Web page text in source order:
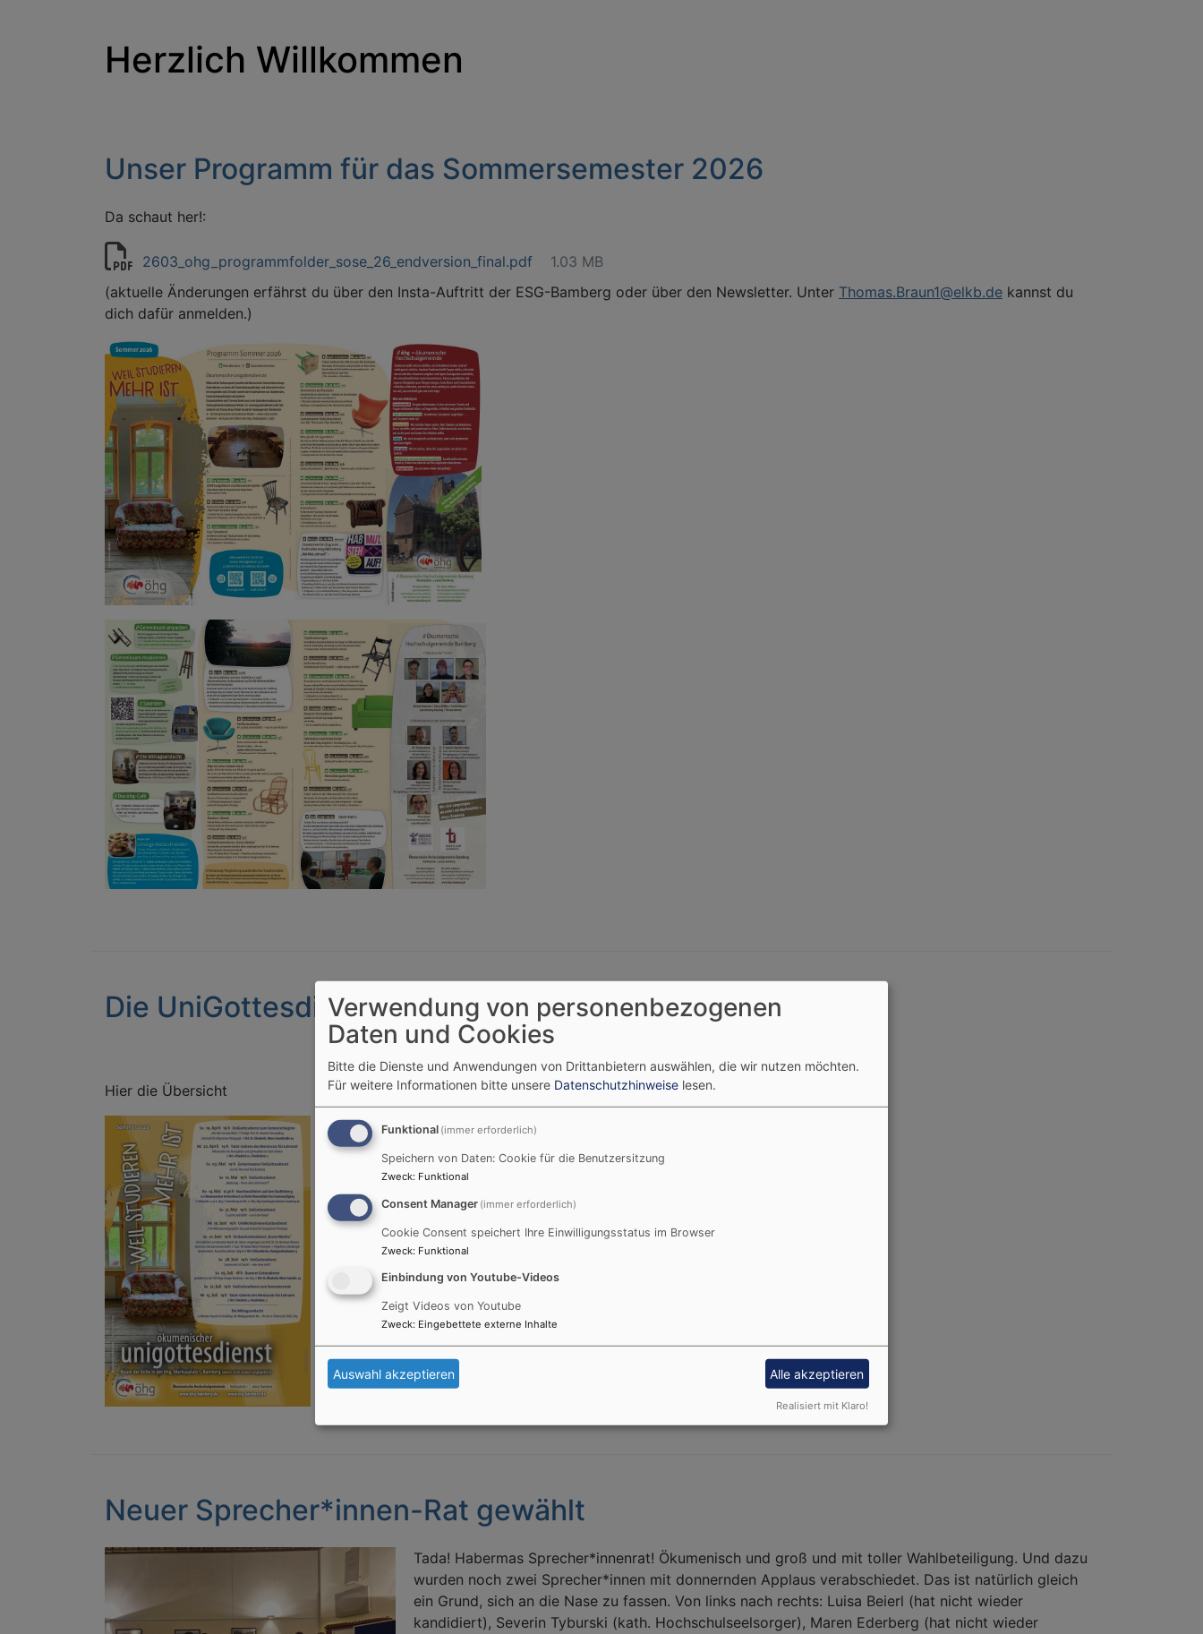
Herzlich Willkommen
Unser Programm für das Sommersemester 2026
Da schaut her!:
2603_ohg_programmfolder_sose_26_endversion_final.pdf
1.03 MB
(aktuelle Änderungen erfährst du über den Insta-Auftritt der ESG-Bamberg oder über den Newsletter. Unter Thomas.Braun1@elkb.de kannst du
dich dafür anmelden.)
Die UniGottesdienste im Sommersemester 2026
Hier die Übersicht
Neuer Sprecher*innen-Rat gewählt
Tada! Habermas Sprecher*innenrat! Ökumenisch und groß und mit toller Wahlbeteiligung. Und dazu
wurden noch zwei Sprecher*innen mit donnernden Applaus verabschiedet. Das ist natürlich gleich
ein Grund, sich an die Nase zu fassen. Von links nach rechts: Luisa Beierl (hat nicht wieder
kandidiert), Severin Tyburski (kath. Hochschulseelsorger), Maren Ederberg (hat nicht wieder
Verwendung von personenbezogenen
Daten und Cookies
Bitte die Dienste und Anwendungen von Drittanbietern auswählen, die wir nutzen möchten.
Für weitere Informationen bitte unsere Datenschutzhinweise lesen.
Funktional (immer erforderlich)
Speichern von Daten: Cookie für die Benutzersitzung
Zweck: Funktional
Consent Manager (immer erforderlich)
Cookie Consent speichert Ihre Einwilligungsstatus im Browser
Zweck: Funktional
Einbindung von Youtube-Videos
Zeigt Videos von Youtube
Zweck: Eingebettete externe Inhalte
Auswahl akzeptieren Alle akzeptieren
Realisiert mit Klaro!